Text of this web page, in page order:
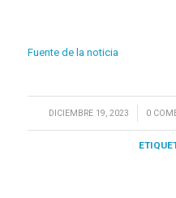
Fuente de la noticia
DICIEMBRE 19, 2023
/ 0 /